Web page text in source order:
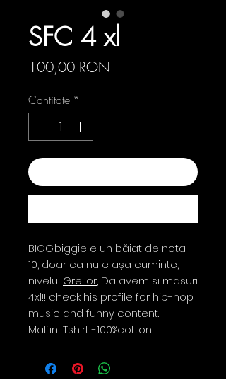
SFC 4 xl
100,00 RON
Cantitate *
BIGG.biggie e un băiat de nota
10, doar ca nu e așa cuminte,
nivelul Greilor, Da avem si masuri
4xl!! check his profile for hip-hop
music and funny content.
Malfini Tshirt -100%cotton